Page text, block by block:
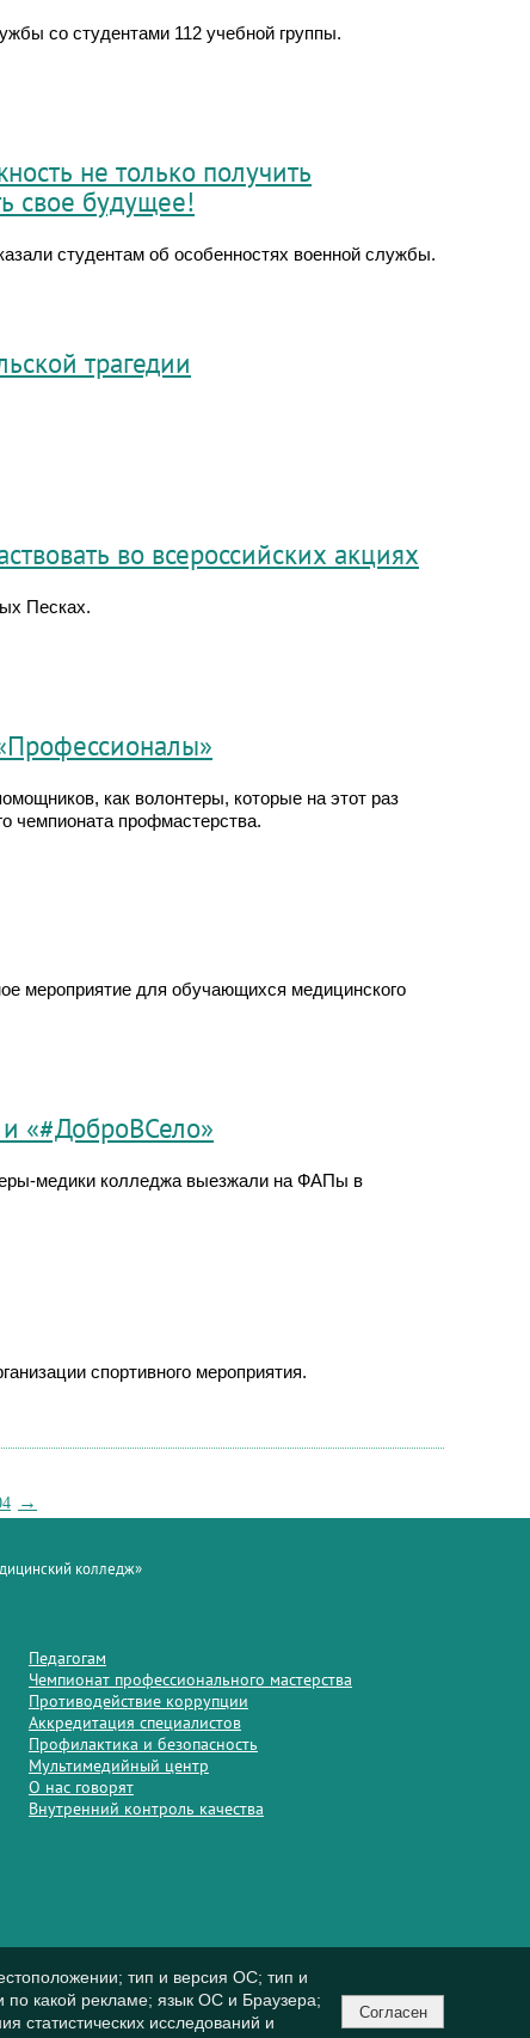
со студентами 112 учебной группы.
не только получить
свое будущее!
студентам об особенностях военной службы.
трагедии
во всероссийских акциях
Песках.
как волонтеры, которые на этот раз
чемпионата профмастерства.
мероприятие для обучающихся медицинского
«#ДоброВСело»
медики колледжа выезжали на ФАПы в
спортивного мероприятия.
→
колледж»
Педагогам
Чемпионат профессионального мастерства
Противодействие коррупции
Аккредитация специалистов
Профилактика и безопасность
Мультимедийный центр
О нас говорят
Внутренний контроль качества
тип и версия ОС; тип и
по какой рекламе; язык ОС и Браузера;
статистических исследований и
Согласен